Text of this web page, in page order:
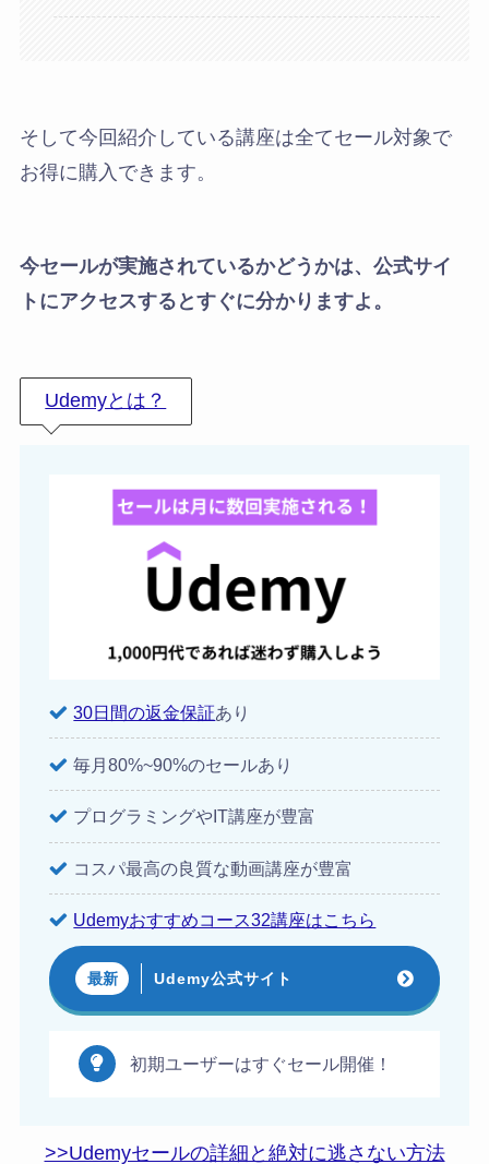
そして今回紹介している講座は全てセール対象で
お得に購入できます。
今セールが実施されているかどうかは、公式サイ
トにアクセスするとすぐに分かりますよ。
Udemyとは？
30日間の返金保証あり
毎月80%~90%のセールあり
プログラミングやIT講座が豊富
コスパ最高の良質な動画講座が豊富
Udemyおすすめコース32講座はこちら
最新 Udemy公式サイト
初期ユーザーはすぐセール開催！
>>Udemyセールの詳細と絶対に逃さない方法